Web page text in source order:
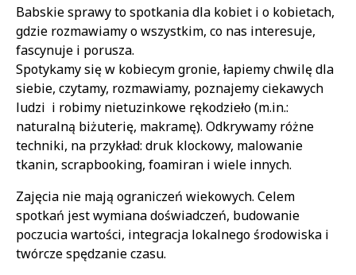
Treść
Babskie sprawy to spotkania dla kobiet i o kobietach,
gdzie rozmawiamy o wszystkim, co nas interesuje,
fascynuje i porusza.
Spotykamy się w kobiecym gronie, łapiemy chwilę dla
siebie, czytamy, rozmawiamy, poznajemy ciekawych
ludzi i robimy nietuzinkowe rękodzieło (m.in.:
naturalną biżuterię, makramę). Odkrywamy różne
techniki, na przykład: druk klockowy, malowanie
tkanin, scrapbooking, foamiran i wiele innych.
Zajęcia nie mają ograniczeń wiekowych. Celem
spotkań jest wymiana doświadczeń, budowanie
poczucia wartości, integracja lokalnego środowiska i
twórcze spędzanie czasu.